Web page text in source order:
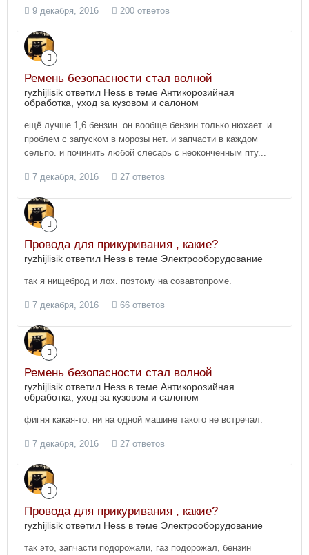
9 декабря, 2016 200 ответов
Ремень безопасности стал волной
ryzhijlisik ответил Hess в теме Антикорозийная
обработка, уход за кузовом и салоном
ещё лучше 1,6 бензин. он вообще бензин только нюхает. и
проблем с запуском в морозы нет. и запчасти в каждом
сельпо. и починить любой слесарь с неоконченным пту...
7 декабря, 2016 27 ответов
Провода для прикуривания , какие?
ryzhijlisik ответил Hess в теме Электрооборудование
так я нищеброд и лох. поэтому на совавтопроме.
7 декабря, 2016 66 ответов
Ремень безопасности стал волной
ryzhijlisik ответил Hess в теме Антикорозийная
обработка, уход за кузовом и салоном
фигня какая-то. ни на одной машине такого не встречал.
7 декабря, 2016 27 ответов
Провода для прикуривания , какие?
ryzhijlisik ответил Hess в теме Электрооборудование
так это, запчасти подорожали, газ подорожал, бензин